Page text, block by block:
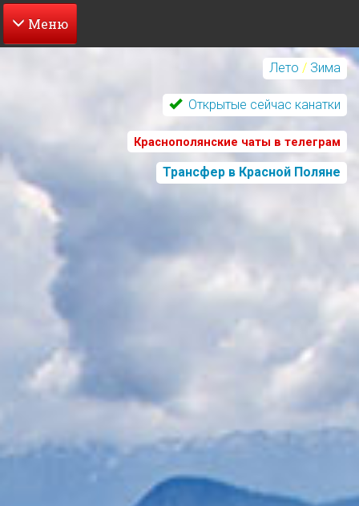
Перейти
Лето / Зима
Открытые сейчас канатки
Краснополянские чаты в телеграм
Трансфер в Красной Поляне